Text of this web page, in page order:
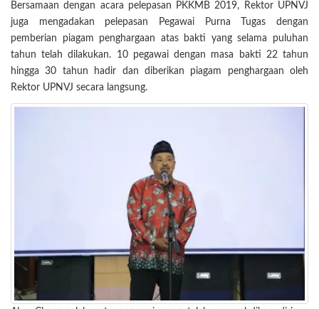
Bersamaan dengan acara pelepasan PKKMB 2019, Rektor UPNVJ
juga mengadakan pelepasan Pegawai Purna Tugas dengan
pemberian piagam penghargaan atas bakti yang selama puluhan
tahun telah dilakukan. 10 pegawai dengan masa bakti 22 tahun
hingga 30 tahun hadir dan diberikan piagam penghargaan oleh
Rektor UPNVJ secara langsung.